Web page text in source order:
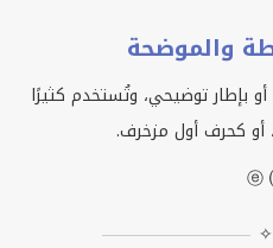
بإطار توضيحي، وتُستخدم كثيرًا
أو كحرف أول مزخرف.
ⓔ
✧